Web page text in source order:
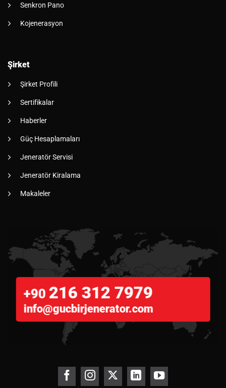
Senkron Pano
Kojenerasyon
Şirket
Şirket Profili
Sertifikalar
Haberler
Güç Hesaplamaları
Jeneratör Servisi
Jeneratör Kiralama
Makaleler
+90 216 312 7979
info@gucbirjenerator.com